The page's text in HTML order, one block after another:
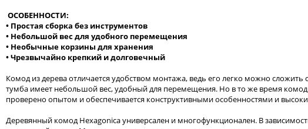
ОСОБЕННОСТИ:
• Простая сборка без инструментов
• Небольшой вес для удобного перемещения
• Необычные корзины для хранения
• Чрезвычайно крепкий и долговечный
Комод из дерева отличается удобством монтажа, ведь его легко можно
тумба имеет небольшой вес, удобный для перемещения. Но в то же время
проверено опытом и обеспечивается конструктивными особенностями и
Деревянный комод Hexagonica универсален и многофункционален. В